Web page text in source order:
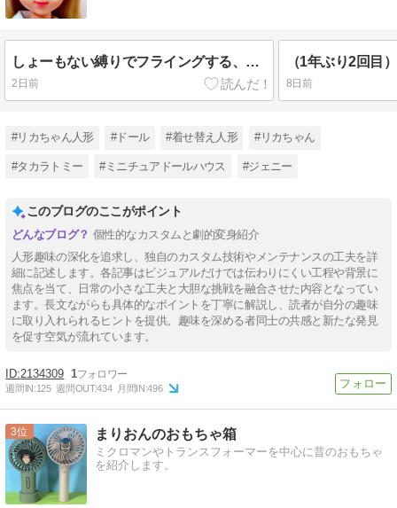
しょーもない縛りでフライングする、リカちゃんのパパ・香山ピエールさんのお誕生日。
2日前 8日前
#リカちゃん人形 #ドール #着せ替え人形 #リカちゃん
#タカラトミー #ミニチュアドールハウス #ジェニー
このブログのここがポイント
個性的なカスタムと劇的変身紹介
人形趣味の深化を追求し、独自のカスタム技術やメンテナンスの工夫を詳
細に記述します。各記事はビジュアルだけでは伝わりにくい工程や背景に
焦点を当て、日常の小さな工夫と大胆な挑戦を融合させた内容となってい
ます。長文ながらも具体的なポイントを丁寧に解説し、読者が自分の趣味
に取り入れられるヒントを提供。趣味を深める者同士の共感と新たな発見
を促す空気が流れています。
2134309 1
週間IN:125 週間OUT:434 月間IN:496
3 まりおんのおもちゃ箱
ミクロマンやトランスフォーマーを中心に昔のおもちゃ
を紹介します。